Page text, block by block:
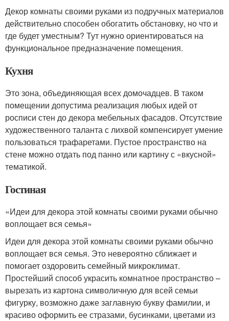
Декор комнаты своими руками из подручных материалов
действительно способен обогатить обстановку, но что и
где будет уместным? Тут нужно ориентироваться на
функциональное предназначение помещения.
Кухня
Это зона, объединяющая всех домочадцев. В таком
помещении допустима реализация любых идей от
росписи стен до декора мебельных фасадов. Отсутствие
художественного таланта с лихвой компенсирует умение
пользоваться трафаретами. Пустое пространство на
стене можно отдать под панно или картину с «вкусной»
тематикой.
Гостиная
«Идеи для декора этой комнаты своими руками обычно
воплощает вся семья»
Идеи для декора этой комнаты своими руками обычно
воплощает вся семья. Это невероятно сближает и
помогает оздоровить семейный микроклимат.
Простейший способ украсить комнатное пространство –
вырезать из картона символичную для всей семьи
фигурку, возможно даже заглавную букву фамилии, и
красиво оформить ее стразами, бусинками, цветами из